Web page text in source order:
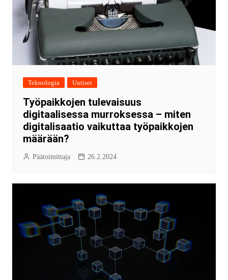
Teknologia Uutiset
Työpaikkojen tulevaisuus
digitaalisessa murroksessa – miten
digitalisaatio vaikuttaa työpaikkojen
määrään?
Päätoimittaja 26.2.2024